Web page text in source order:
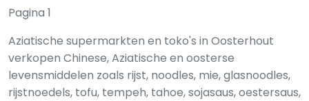
Pagina 1
Aziatische supermarkten en toko's in Oosterhout
verkopen Chinese, Aziatische en oosterse
levensmiddelen zoals rijst, noodles, mie, glasnoodles,
rijstnoedels, tofu, tempeh, tahoe, sojasaus, oestersaus,